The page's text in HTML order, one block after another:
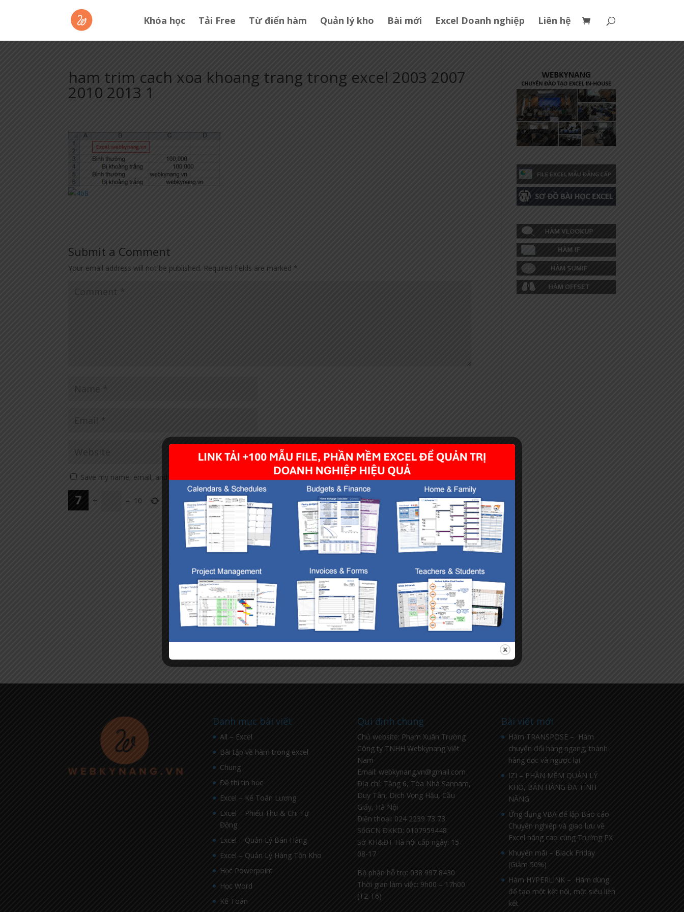
Khóa học Tải Free Từ điển hàm Quản lý kho Bài mới Excel Doanh nghiệp Liên hệ
ham trim cach xoa khoang trang trong excel 2003 2007
2010 2013 1
Submit a Comment
Your email address will not be published. Required fields are marked *
Save my name, email, and website in this browser for the next time I comment.
+ = 10
Danh mục bài viết
All – Excel
Bài tập về hàm trong excel
Chung
Đề thi tin học
Excel – Kế Toán Lương
Excel – Phiếu Thu & Chi Tự
Động
Excel – Quản Lý Bán Hàng
Excel – Quản Lý Hàng Tồn Kho
Học Powerpoint
Học Word
Kế Toán
Qui định chung
Chủ website: Phạm Xuân Trường
Công ty TNHH Webkynang Việt
Nam
Email: webkynang.vn@gmail.com
Địa chỉ: Tầng 6, Tòa Nhà Sannam,
Duy Tân, Dịch Vọng Hậu, Cầu
Giấy, Hà Nội
Điện thoại: 024 2239 73 73
SốGCN ĐKKD: 0107959448
Sở KH&ĐT Hà nội cấp ngày: 15-
08-17
Bộ phận hỗ trợ: 038 997 8430
Thời gian làm việc: 9h00 – 17h00
(T2-T6)
Bài viết mới
Hàm TRANSPOSE – Hàm
chuyển đổi hàng ngang, thành
hàng dọc và ngược lại
IZI – PHẦN MỀM QUẢN LÝ
KHO, BÁN HÀNG ĐA TÍNH
NĂNG
Ứng dụng VBA để lập Báo cáo
Chuyên nghiệp và giao lưu về
Excel nâng cao cùng Trường PX
Khuyến mãi – Black Friday
(Giảm 50%)
Hàm HYPERLINK – Hàm dùng
để tạo một kết nối, một siêu liên
kết